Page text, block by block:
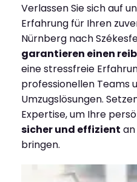
Verlassen Sie sich auf
Erfahrung für Ihren
Nürnberg nach
garantieren einen
eine stressfreie
professionellen Teams
Umzugslösungen.
Expertise, um Ihre
sicher und effizient an
bringen.